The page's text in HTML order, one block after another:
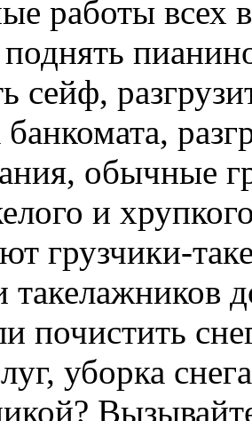
работы всех
сейф,
банкомата,
обычные
и
грузчики-
такелажников
почистить
уборка